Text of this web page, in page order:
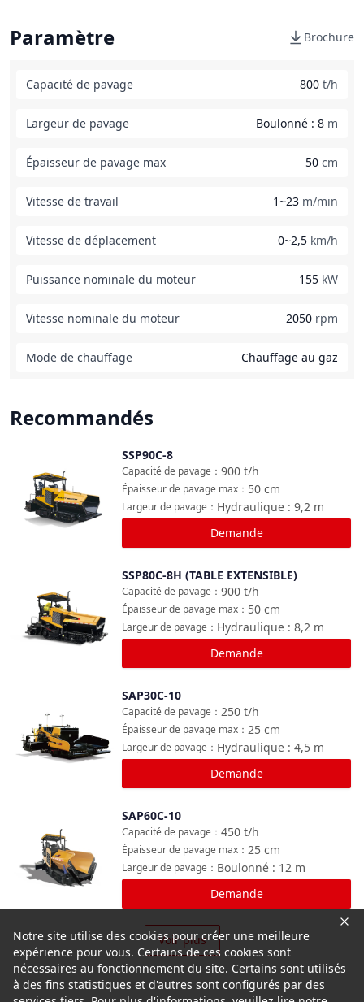
Paramètre Brochure
Capacité de pavage 800 t/h
Largeur de pavage Boulonné : 8 m
Épaisseur de pavage max 50 cm
Vitesse de travail 1~23 m/min
Vitesse de déplacement 0~2,5 km/h
Puissance nominale du moteur 155 kW
Vitesse nominale du moteur 2050 rpm
Mode de chauffage Chauffage au gaz
Recommandés
SSP90C-8
900 t/h
Capacité de pavage ：
50 cm
Épaisseur de pavage max ：
Hydraulique : 9,2 m
Largeur de pavage ：
Demande
SSP80C-8H (TABLE EXTENSIBLE)
900 t/h
Capacité de pavage ：
50 cm
Épaisseur de pavage max ：
Hydraulique : 8,2 m
Largeur de pavage ：
Demande
SAP30C-10
250 t/h
Capacité de pavage ：
25 cm
Épaisseur de pavage max ：
Hydraulique : 4,5 m
Largeur de pavage ：
Demande
SAP60C-10
450 t/h
Capacité de pavage ：
25 cm
Épaisseur de pavage max ：
Boulonné : 12 m
Largeur de pavage ：
Demande
Voir plus
Notre site utilise des cookies pour créer une meilleure
expérience pour vous. Certains de ces cookies sont
nécessaires au fonctionnement du site. Certains sont utilisés
à des fins statistiques et d'autres sont configurés par des